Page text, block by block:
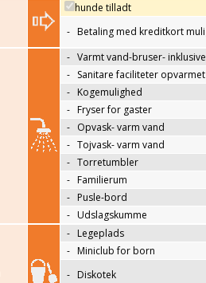
hunde tilladt
- Betaling med kreditkort
- Varmt vand-bruser- inklusive
- Sanitare faciliteter opvarmet
- Kogemulighed
- Fryser for gaster
- Opvask- varm vand
- Tojvask- varm vand
- Torretumbler
- Familierum
- Pusle-bord
- Udslagskumme
- Legeplads
- Miniclub for born
- Diskotek